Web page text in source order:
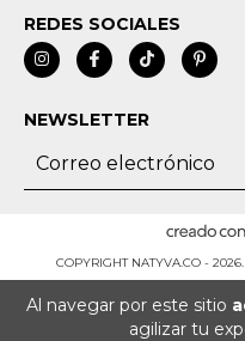
Al navegar por este sitio
agilizar tu
REDES SOCIALES
NEWSLETTER
COPYRIGHT NATYVA.CO -